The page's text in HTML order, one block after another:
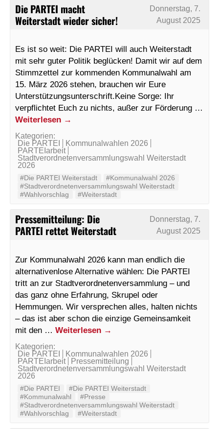
Die PARTEI macht
Weiterstadt wieder sicher!
Donnerstag, 7.
August 2025
Es ist so weit: Die PARTEI will auch Weiterstadt
mit sehr guter Politik beglücken! Damit wir auf dem
Stimmzettel zur kommenden Kommunalwahl am
15. März 2026 stehen, brauchen wir Eure
Unterstützungsunterschrift.Keine Sorge: Ihr
verpflichtet Euch zu nichts, außer zur Förderung …
Weiterlesen →
Kategorien:
Die PARTEI
Kommunalwahlen 2026
PARTEIarbeit
Stadtverordnetenversammlungswahl Weiterstadt
2026
#Die PARTEI Weiterstadt
#Kommunalwahl 2026
#Stadtverordnetenversammlungswahl Weiterstadt
#Wahlvorschlag
#Weiterstadt
Pressemitteilung: Die
PARTEI rettet Weiterstadt
Donnerstag, 7.
August 2025
Zur Kommunalwahl 2026 kann man endlich die
alternativenlose Alternative wählen: Die PARTEI
tritt an zur Stadtverordnetenversammlung – und
das ganz ohne Erfahrung, Skrupel oder
Hemmungen. Wir versprechen alles, halten nichts
– das ist aber schon die einzige Gemeinsamkeit
mit den … Weiterlesen →
Kategorien:
Die PARTEI
Kommunalwahlen 2026
PARTEIarbeit
Pressemitteilung
Stadtverordnetenversammlungswahl Weiterstadt
2026
#Die PARTEI
#Die PARTEI Weiterstadt
#Kommunalwahl
#Presse
#Stadtverordnetenversammlungswahl Weiterstadt
#Wahlvorschlag
#Weiterstadt